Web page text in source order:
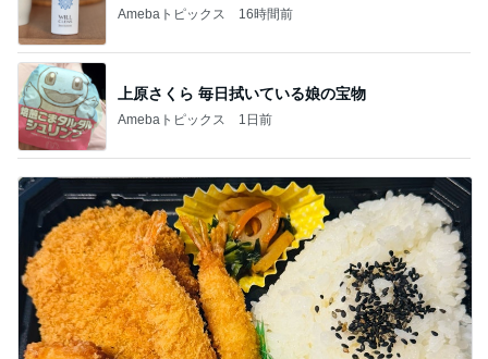
Amebaトピックス 16時間前
上原さくら 毎日拭いている娘の宝物
Amebaトピックス 1日前